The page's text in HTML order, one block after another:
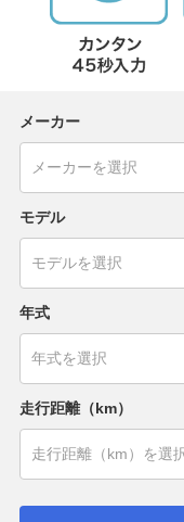
メーカー
モデル
年式
走行距離（km）